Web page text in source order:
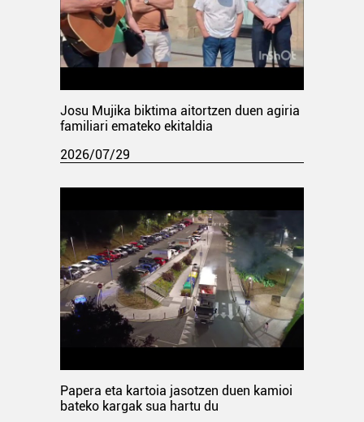
Josu Mujika biktima aitortzen duen agiria
familiari emateko ekitaldia
2026/07/29
Papera eta kartoia jasotzen duen kamioi
bateko kargak sua hartu du